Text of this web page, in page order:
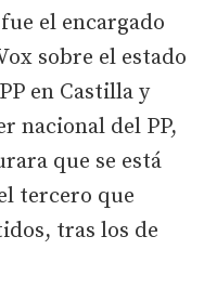
el encargado
sobre el estado
en Castilla y
nacional del PP,
que se está
tercero que
tras los de